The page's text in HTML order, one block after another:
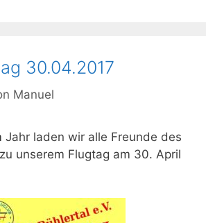
30.04.2017
Manuel
Jahr laden wir alle Freunde des
unserem Flugtag am 30. April